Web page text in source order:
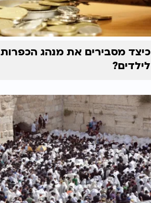
כיצד מסבירים את מנהג הכפרות
לילדים?